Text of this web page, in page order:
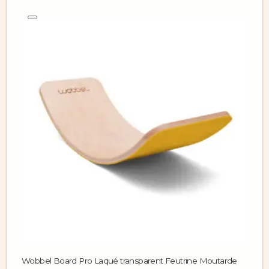
Wobbel Board Pro Laqué transparent Feutrine Moutarde